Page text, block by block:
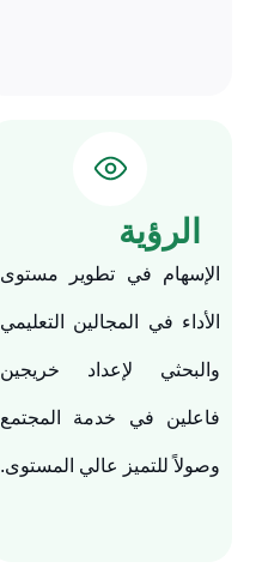
الرؤية
الإسهام في تطوير مستوى
الأداء في المجالين التعليمي
والبحثي لإعداد خريجين
فاعلين في خدمة المجتمع
وصولاً للتميز عالي المستوى.